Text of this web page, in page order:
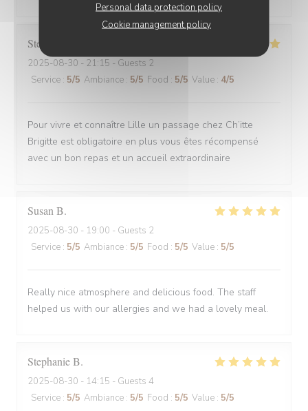
Personal data protection policy
Cookie management policy
Stefan
2025-08-30 - 21:15 - Guests 2
Service : 5/5 Ambiance : 5/5 Food : 5/5 Value : 4/5
Pour vivre et connaître Lille un passage chez Ch’itte
Brigitte est obligatoire en plus vous êtes récompensé
avec un bon repas et un accueil extraordinaire
Susan B
2025-08-30 - 19:00 - Guests 2
Service : 5/5 Ambiance : 5/5 Food : 5/5 Value : 5/5
Really nice atmosphere and delicious food. The staff
helped us with our allergies and we had a lovely meal.
StephanieB
2025-08-30 - 14:15 - Guests 4
Service : 5/5 Ambiance : 5/5 Food : 5/5 Value : 5/5